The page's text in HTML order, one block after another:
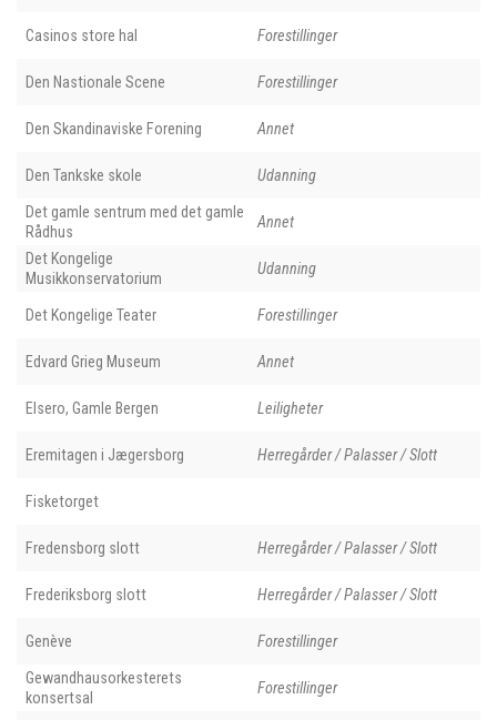
Casinos store hal Forestillinger
Den Nastionale Scene Forestillinger
Den Skandinaviske Forening Annet
Den Tankske skole Udanning
Det gamle sentrum med det gamle
Rådhus
Annet
Det Kongelige
Musikkonservatorium
Udanning
Det Kongelige Teater Forestillinger
Edvard Grieg Museum Annet
Elsero, Gamle Bergen Leiligheter
Eremitagen i Jægersborg Herregårder / Palasser / Slott
Fisketorget
Fredensborg slott Herregårder / Palasser / Slott
Frederiksborg slott Herregårder / Palasser / Slott
Genève Forestillinger
Gewandhausorkesterets
konsertsal
Forestillinger